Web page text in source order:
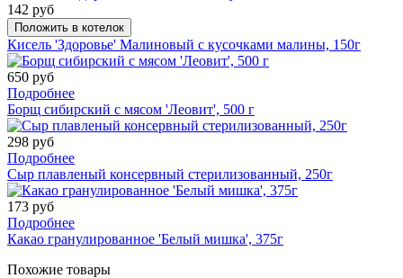
142 руб
Положить в котелок
Кисель 'Здоровье' Малиновый с кусочками малины, 150г
650 руб
Подробнее
Борщ сибирский с мясом 'Леовит', 500 г
298 руб
Подробнее
Сыр плавленый консервный стерилизованный, 250г
173 руб
Подробнее
Какао гранулированное 'Белый мишка', 375г
Похожие товары